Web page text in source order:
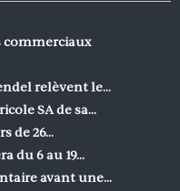
commerciaux
relèvent le…
SA de sa…
de 26…
du 6 au 19…
avant une…